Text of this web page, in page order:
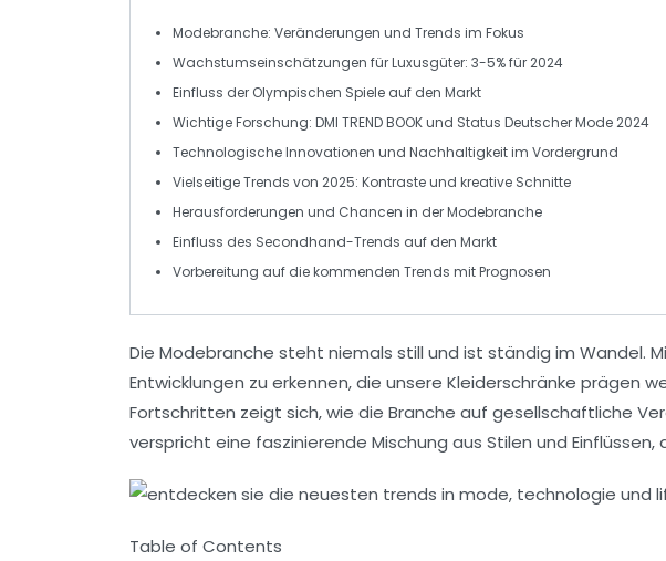
Modebranche: Veränderungen und Trends im Fokus
Wachstumseinschätzungen fürLuxusgüter: 3-5% für 2024
Einfluss der Olympischen Spiele auf den Markt
WichtigeForschung: DMI TREND BOOK und Status Deutscher Mode 2024
TechnologischeInnovationen und Nachhaltigkeitim Vordergrund
VielseitigeTrends von 2025: Kontraste und kreative Schnitte
Herausforderungen und Chancen in der Modebranche
Einfluss des Secondhand-Trends auf den Markt
Vorbereitung auf die kommenden Trends mit Prognosen
Die Modebranche steht niemals still und ist ständig im Wandel.
Entwicklungen zu erkennen, die unsere Kleiderschränke prägen
Fortschritten zeigt sich, wie die Branche auf gesellschaftliche
verspricht eine faszinierende Mischung aus Stilen und Einflüssen,
Table of Contents